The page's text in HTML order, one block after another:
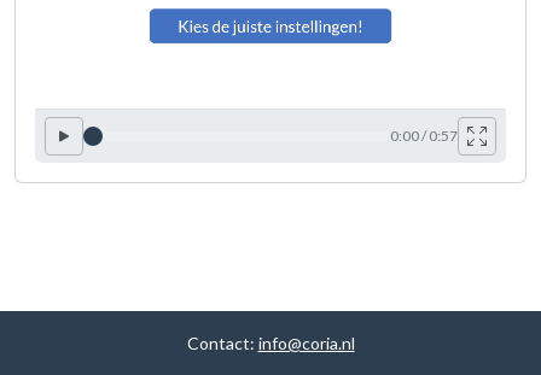
0:00 / 0:57
Contact: info@coria.nl